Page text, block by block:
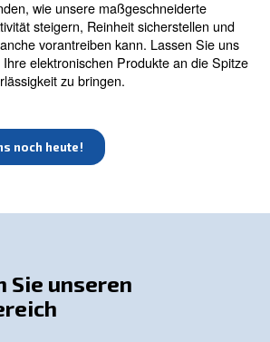
Lösungen für
der
Anforderungen der
vor Verunreinigungen zu
Zuverlässigkeit unterstützen